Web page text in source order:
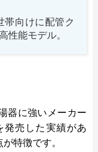
帯向けに配管ク
性能モデル。
器に強いメーカー
発売した実績があ
特徴です。